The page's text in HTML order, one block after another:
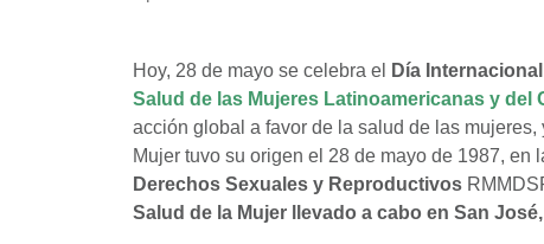
Hoy, 28 de mayo se celebra el Día
Salud de las Mujeres Latinoamericanas y del
acción global a favor de la salud de las
Mujer tuvo su origen el 28 de mayo de 1987, en
Derechos Sexuales y Reproductivos
Salud de la Mujer llevado a cabo en San